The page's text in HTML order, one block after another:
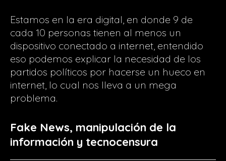
Estamos en la era digital, en donde 9 de
cada 10 personas tienen al menos un
dispositivo conectado a internet, entendido
eso podemos explicar la necesidad de los
partidos políticos por hacerse un hueco en
internet, lo cual nos lleva a un mega
problema.
Fake News, manipulación de la
información y tecnocensura